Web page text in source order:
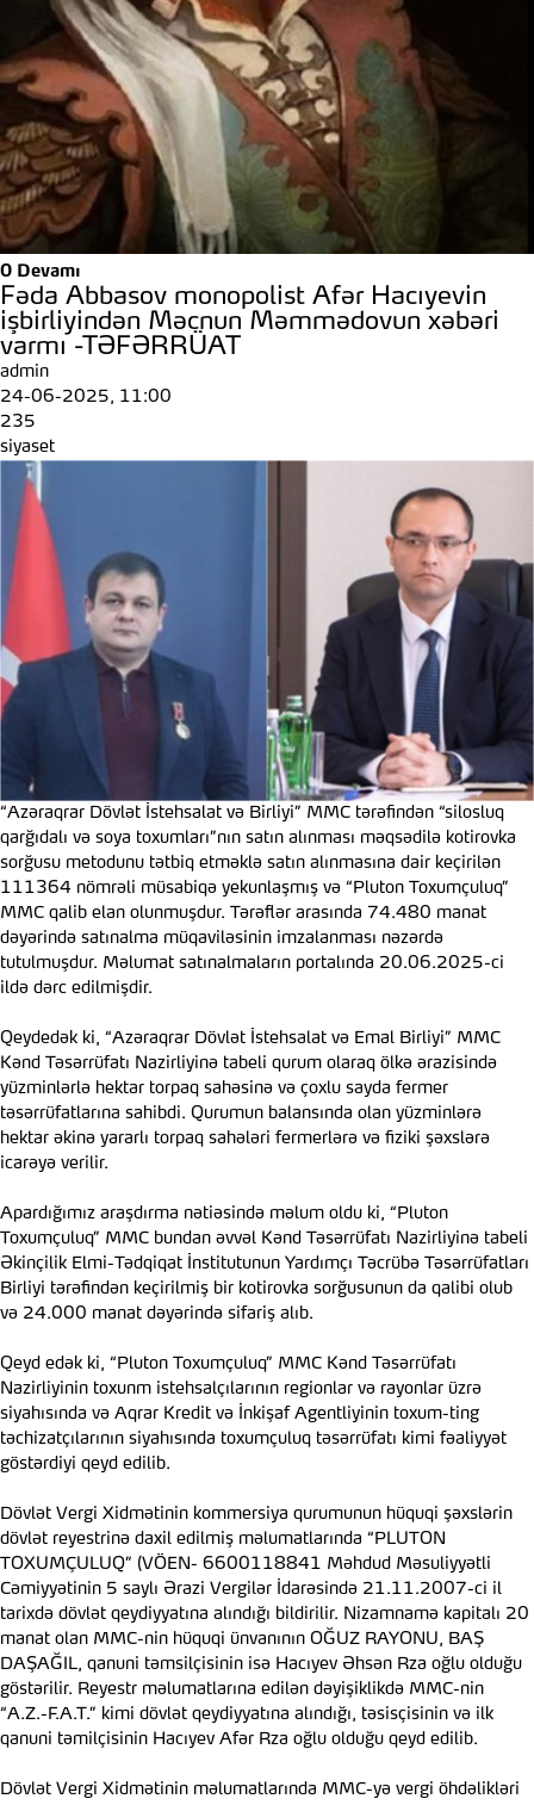
0 Devamı
Fəda Abbasov monopolist Afər Hacıyevin
işbirliyindən Məcnun Məmmədovun xəbəri
varmı -TƏFƏRRÜAT
admin
24-06-2025, 11:00
235
siyaset
“Azəraqrar Dövlət İstehsalat və Birliyi” MMC tərəfindən “silosluq
qarğıdalı və soya toxumları”nın satın alınması məqsədilə kotirovka
sorğusu metodunu tətbiq etməklə satın alınmasına dair keçirilən
111364 nömrəli müsabiqə yekunlaşmış və “Pluton Toxumçuluq”
MMC qalib elan olunmuşdur. Tərəflər arasında 74.480 manat
dəyərində satınalma müqaviləsinin imzalanması nəzərdə
tutulmuşdur. Məlumat satınalmaların portalında 20.06.2025-ci
ildə dərc edilmişdir.
Qeydedək ki, “Azəraqrar Dövlət İstehsalat və Emal Birliyi” MMC
Kənd Təsərrüfatı Nazirliyinə tabeli qurum olaraq ölkə ərazisində
yüzminlərlə hektar torpaq sahəsinə və çoxlu sayda fermer
təsərrüfatlarına sahibdi. Qurumun balansında olan yüzminlərə
hektar əkinə yararlı torpaq sahələri fermerlərə və fiziki şəxslərə
icarəyə verilir.
Apardığımız araşdırma nətiəsində məlum oldu ki, “Pluton
Toxumçuluq” MMC bundan əvvəl Kənd Təsərrüfatı Nazirliyinə tabeli
Əkinçilik Elmi-Tədqiqat İnstitutunun Yardımçı Təcrübə Təsərrüfatları
Birliyi tərəfindən keçirilmiş bir kotirovka sorğusunun da qalibi olub
və 24.000 manat dəyərində sifariş alıb.
Qeyd edək ki, “Pluton Toxumçuluq” MMC Kənd Təsərrüfatı
Nazirliyinin toxunm istehsalçılarının regionlar və rayonlar üzrə
siyahısında və Aqrar Kredit və İnkişaf Agentliyinin toxum-ting
təchizatçılarının siyahısında toxumçuluq təsərrüfatı kimi fəaliyyət
göstərdiyi qeyd edilib.
Dövlət Vergi Xidmətinin kommersiya qurumunun hüquqi şəxslərin
dövlət reyestrinə daxil edilmiş məlumatlarında “PLUTON
TOXUMÇULUQ” (VÖEN- 6600118841 Məhdud Məsuliyyətli
Cəmiyyətinin 5 saylı Ərazi Vergilər İdarəsində 21.11.2007-ci il
tarixdə dövlət qeydiyyatına alındığı bildirilir. Nizamnamə kapitalı 20
manat olan MMC-nin hüquqi ünvanının OĞUZ RAYONU, BAŞ
DAŞAĞIL, qanuni təmsilçisinin isə Hacıyev Əhsən Rza oğlu olduğu
göstərilir. Reyestr məlumatlarına edilən dəyişiklikdə MMC-nin
“A.Z.-F.A.T.” kimi dövlət qeydiyyatına alındığı, təsisçisinin və ilk
qanuni təmilçisinin Hacıyev Afər Rza oğlu olduğu qeyd edilib.
Dövlət Vergi Xidmətinin məlumatlarında MMC-yə vergi öhdəlikləri